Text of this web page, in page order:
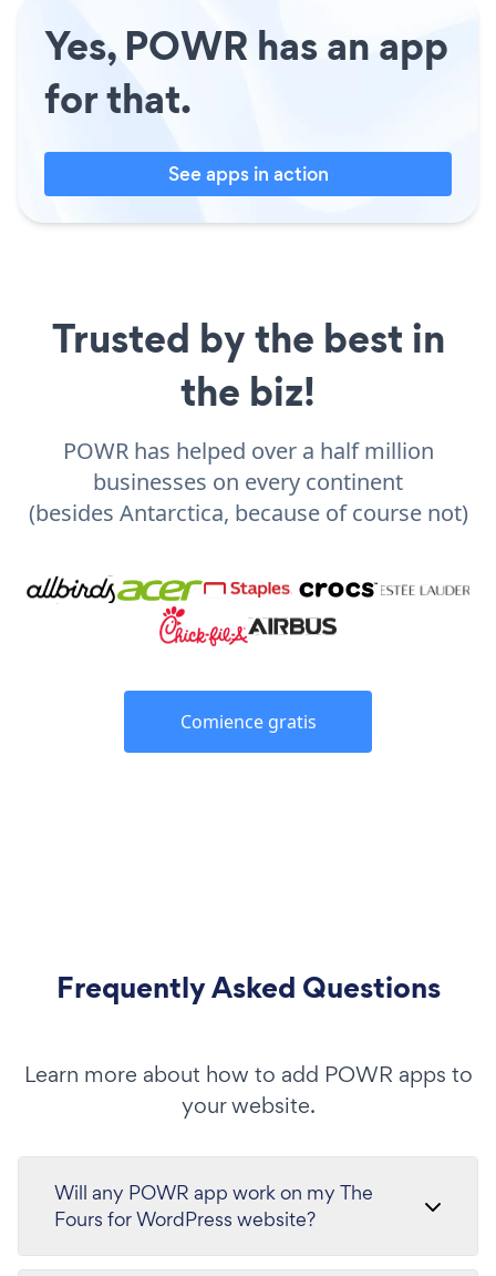
Yes, POWR has an app
for that.
See apps in action
Trusted by the best in
the biz!
POWR has helped over a half million
businesses on every continent
(besides Antarctica, because of course not)
Comience gratis
Frequently Asked Questions
Learn more about how to add POWR apps to
your website.
Will any POWR app work on my The
Fours for WordPress website?